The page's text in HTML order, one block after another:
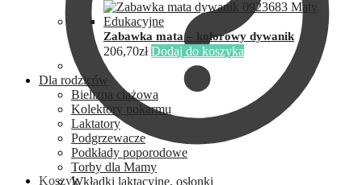
Koszyk
Zabawka mata – kolorowy dywanik
206,70zł Dodaj do koszyka
Dla rodziców
Bielizna ciążowa
Kolektory pokarmu
Laktatory
Podgrzewacze
Podkłady poporodowe
Torby dla Mamy
Wkładki laktacyjne, osłonki